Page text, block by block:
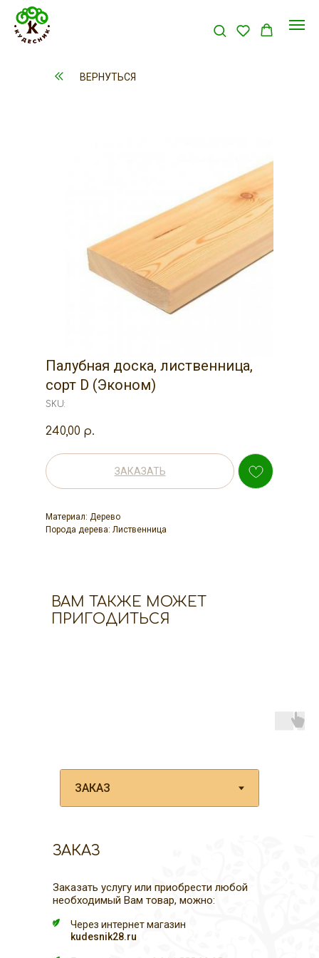
ВЕРНУТЬСЯ
Палубная доска, лиственница,
сорт D (Эконом)
SKU:
240,00 р.
ЗАКАЗАТЬ
Материал: Дерево
Порода дерева: Лиственница
ВАМ ТАКЖЕ МОЖЕТ
ПРИГОДИТЬСЯ
ЗАКАЗ
Через интернет магазин
kudesnik28.ru
Заказать услугу или приобрести любой
необходимый Вам товар, можно: